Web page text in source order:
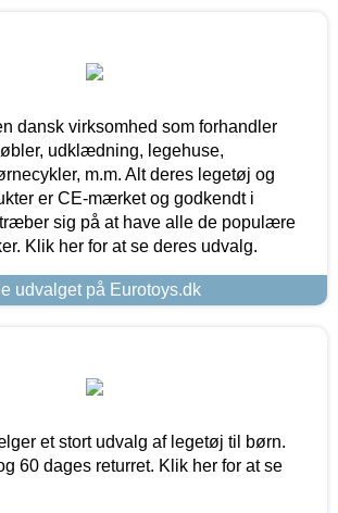
dansk virksomhed som forhandler
udklædning, legehuse,
m.m. Alt deres legetøj og
er CE-mærket og godkendt i
sig på at have alle de populære
Klik her for at se deres udvalg.
udvalget på Eurotoys.dk
et stort udvalg af legetøj til børn.
60 dages returret. Klik her for at se